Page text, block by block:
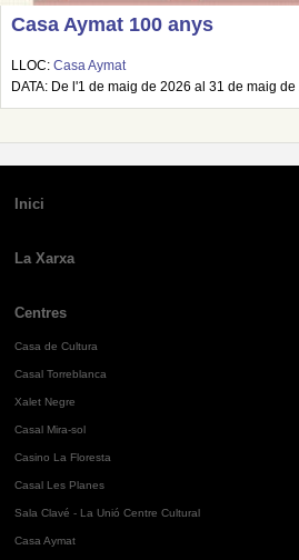
Casa Aymat 100 anys
LLOC: Casa Aymat
DATA: De l'1 de maig de 2026 al 31 de maig de
Inici
La Xarxa
Centres
Casa de Cultura
Casal Torreblanca
Xalet Negre
Casal Mira-sol
Casino La Floresta
Casal Les Planes
Sala Clavé - La Unió Centre Cultural
Casa Aymat